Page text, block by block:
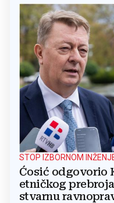
STOP IZBORNOM
Ćosić odgovorio
etničkog
stvarnu